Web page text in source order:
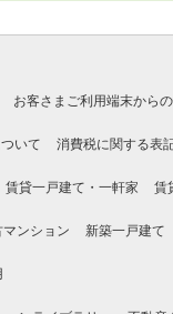
お客さまご利用端末から
いて 消費税に関する表
賃貸一戸建て・一軒家 賃
マンション 新築一戸建て